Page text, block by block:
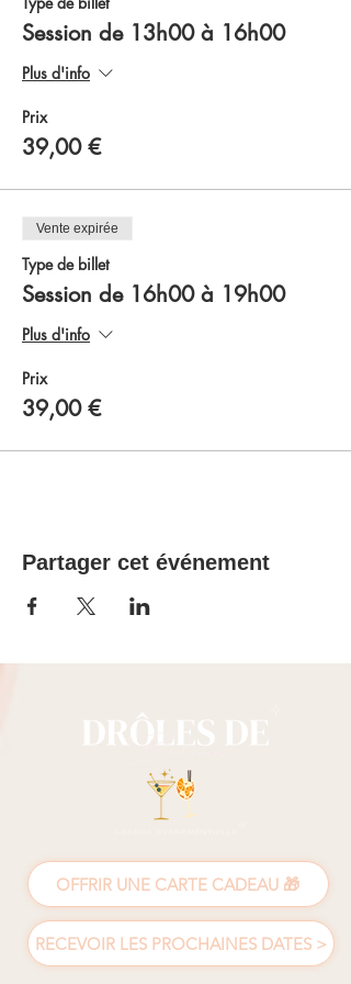
retrouver entre filles et découvrir ensemble des
activités ludiques, parfois même atypiques !
femmes à se sentir bien dans leur peau et à
entre filles !
Encore de belles rencontres au programme et
Session de 13h00 à 16h00
Plus d'info
Prix
39,00 €
Vente expirée
Type de billet
Session de 16h00 à 19h00
Plus d'info
Prix
39,00 €
Partager cet événement
OFFRIR UNE CARTE CADEAU 🎁
RECEVOIR LES PROCHAINES DATES >